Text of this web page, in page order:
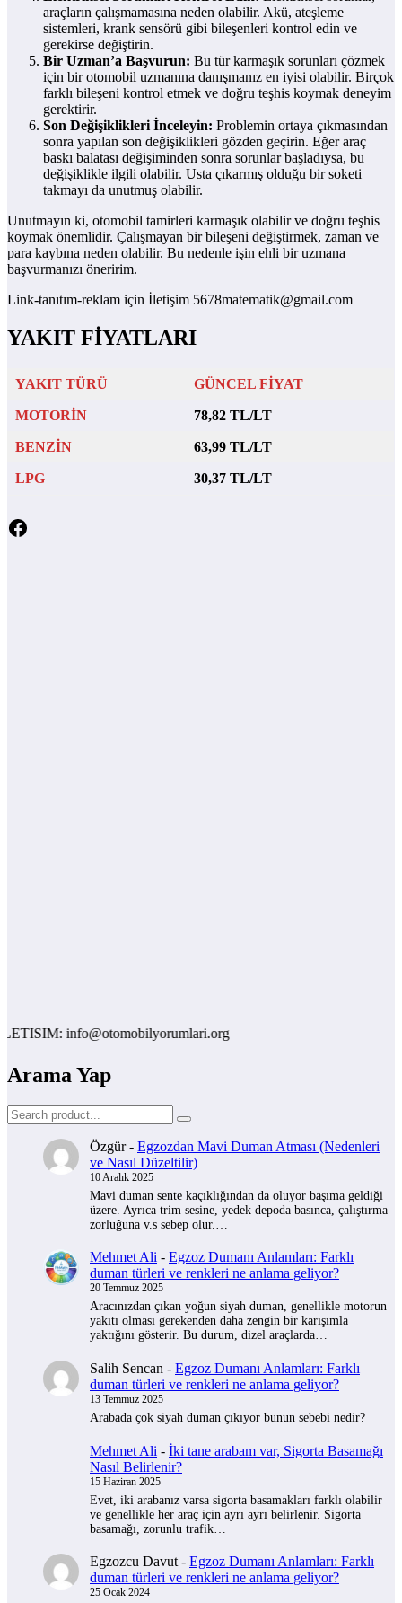
araçların çalışmamasına neden olabilir. Akü, ateşleme
sistemleri, krank sensörü gibi bileşenleri kontrol edin ve
gerekirse değiştirin.
Bir Uzman’a Başvurun: Bu tür karmaşık sorunları çözmek
için bir otomobil uzmanına danışmanız en iyisi olabilir. Birçok
farklı bileşeni kontrol etmek ve doğru teşhis koymak deneyim
gerektirir.
Son Değişiklikleri İnceleyin: Problemin ortaya çıkmasından
sonra yapılan son değişiklikleri gözden geçirin. Eğer araç
baskı balatası değişiminden sonra sorunlar başladıysa, bu
değişiklikle ilgili olabilir. Usta çıkarmış olduğu bir soketi
takmayı da unutmuş olabilir.
Unutmayın ki, otomobil tamirleri karmaşık olabilir ve doğru teşhis
koymak önemlidir. Çalışmayan bir bileşeni değiştirmek, zaman ve
para kaybına neden olabilir. Bu nedenle işin ehli bir uzmana
başvurmanızı öneririm.
Link-tanıtım-reklam için İletişim 5678matematik@gmail.com
YAKIT FİYATLARI
YAKIT TÜRÜ GÜNCEL FİYAT
MOTORİN 78,82 TL/LT
BENZİN 63,99 TL/LT
LPG 30,37 TL/LT
Facebook
info@otomobilyorumlari.org
Arama Yap
Özgür- Egzozdan Mavi Duman Atması (Nedenleri
ve Nasıl Düzeltilir)
10 Aralık 2025
Mavi duman sente kaçıklığından da oluyor başıma geldiği
üzere. Ayrıca trim sesine, yedek depoda basınca, çalıştırma
zorluğuna v.s sebep olur.…
Mehmet Ali - Egzoz Dumanı Anlamları: Farklı
duman türleri ve renkleri ne anlama geliyor?
20 Temmuz 2025
Aracınızdan çıkan yoğun siyah duman, genellikle motorun
yakıtı olması gerekenden daha zengin bir karışımla
yaktığını gösterir. Bu durum, dizel araçlarda…
Salih Sencan - Egzoz Dumanı Anlamları: Farklı
duman türleri ve renkleri ne anlama geliyor?
13 Temmuz 2025
Arabada çok siyah duman çıkıyor bunun sebebi nedir?
Mehmet Ali - İki tane arabam var, Sigorta Basamağı
Nasıl Belirlenir?
15 Haziran 2025
Evet, iki arabanız varsa sigorta basamakları farklı olabilir
ve genellikle her araç için ayrı ayrı belirlenir. Sigorta
basamağı, zorunlu trafik…
Egzozcu Davut - Egzoz Dumanı Anlamları: Farklı
duman türleri ve renkleri ne anlama geliyor?
25 Ocak 2024